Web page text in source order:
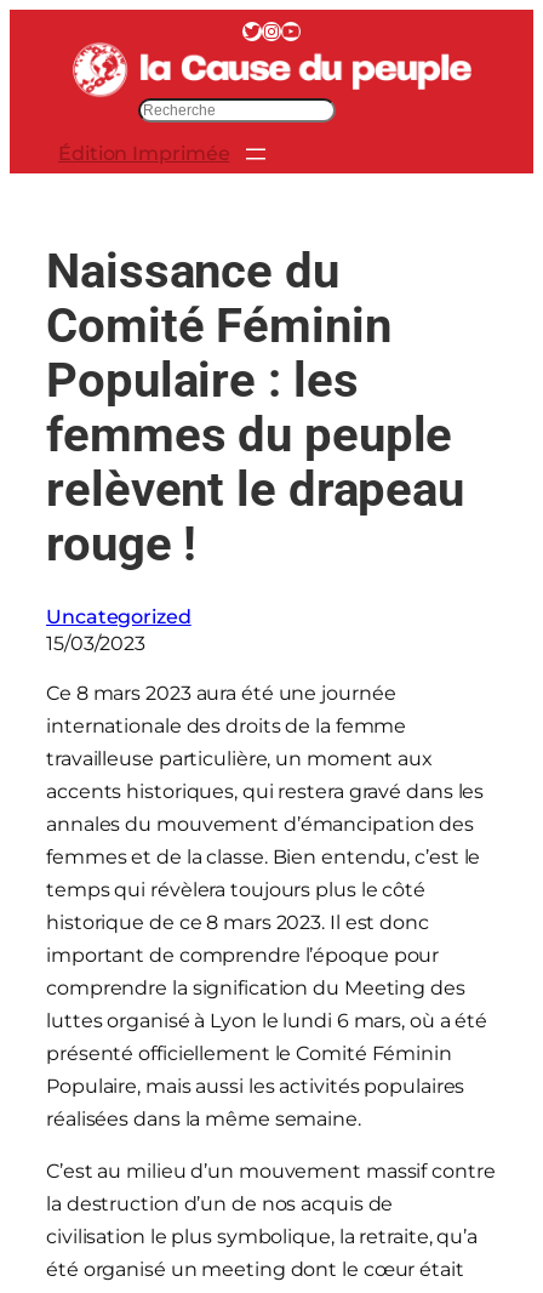
contenu
Twitter InstagramYouTube
e
Édition Imprimée
Naissance du
Comité Féminin
Populaire : les
femmes du peuple
relèvent le drapeau
rouge !
Uncategorized
15/03/2023
Ce 8 mars 2023 aura été une journée
internationale des droits de la femme
travailleuse particulière, un moment aux
accents historiques, qui restera gravé dans les
annales du mouvement d’émancipation des
femmes et de la classe. Bien entendu, c’est le
temps qui révèlera toujours plus le côté
historique de ce 8 mars 2023. Il est donc
important de comprendre l’époque pour
comprendre la signification du Meeting des
luttes organisé à Lyon le lundi 6 mars, où a été
présenté officiellement le Comité Féminin
Populaire, mais aussi les activités populaires
réalisées dans la même semaine.
C’est au milieu d’un mouvement massif contre
la destruction d’un de nos acquis de
civilisation le plus symbolique, la retraite, qu’a
été organisé un meeting dont le cœur était